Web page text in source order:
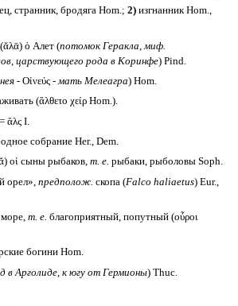
странник, бродяга Hom.; 2)изгнанник Hom.,
ὁ Алет (потомок Геракла, миф.
царствующего рода в Коринфе) Pind.
-Οἰνεύς -мать Мелеагра) Hom.
(ἄλθετο χείρ Hom.).
ἅλς I.
собрание Her., Dem.
οἱ сыны рыбаков, т. е. рыбаки, рыболовы Soph.
орел», предполож. скопа (Falco haliaetus) Eur.,
т. е. благоприятный, попутный (οὖροι
богини Hom.
в Арголиде, к югу от Гермионы) Thuc.